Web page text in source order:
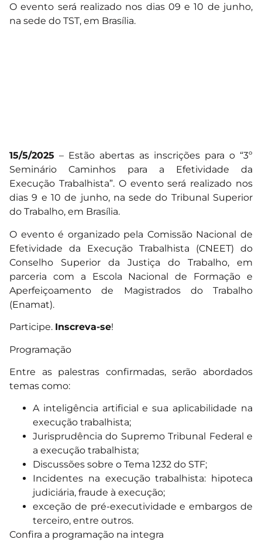
O evento será realizado nos dias 09 e 10 de junho,
na sede do TST, em Brasília.
15/5/2025 – Estão abertas as inscrições para o “3º
Seminário Caminhos para a Efetividade da
Execução Trabalhista”. O evento será realizado nos
dias 9 e 10 de junho, na sede do Tribunal Superior
do Trabalho, em Brasília.
O evento é organizado pela Comissão Nacional de
Efetividade da Execução Trabalhista (CNEET) do
Conselho Superior da Justiça do Trabalho, em
parceria com a Escola Nacional de Formação e
Aperfeiçoamento de Magistrados do Trabalho
(Enamat).
Participe. Inscreva-se!
Programação
Entre as palestras confirmadas, serão abordados
temas como:
A inteligência artificial e sua aplicabilidade na
execução trabalhista;
Jurisprudência do Supremo Tribunal Federal e
a execução trabalhista;
Discussões sobre o Tema 1232 do STF;
Incidentes na execução trabalhista: hipoteca
judiciária, fraude à execução;
exceção de pré-executividade e embargos de
terceiro, entre outros.
Confira a programação na integra